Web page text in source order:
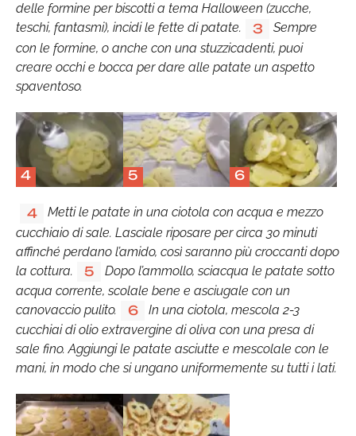
delle formine per biscotti a tema Halloween (zucche,
teschi, fantasmi), incidi le fette di patate.
3
Sempre
con le formine, o anche con una stuzzicadenti, puoi
creare occhi e bocca per dare alle patate un aspetto
spaventoso.
4 5 6
4
Metti le patate in una ciotola con acqua e mezzo
cucchiaio di sale. Lasciale riposare per circa 30 minuti
affinché perdano l’amido, così saranno più croccanti dopo
la cottura.
5
Dopo l’ammollo, sciacqua le patate sotto
acqua corrente, scolale bene e asciugale con un
canovaccio pulito.
6
In una ciotola, mescola 2-3
cucchiai di olio extravergine di oliva con una presa di
sale fino. Aggiungi le patate asciutte e mescolale con le
mani, in modo che si ungano uniformemente su tutti i lati.